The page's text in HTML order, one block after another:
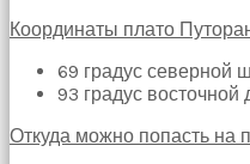
olduğu
koca
sikimi
çıkardım
Координаты плато
69 градус северной
93 градус восточной
Откуда можно попасть на